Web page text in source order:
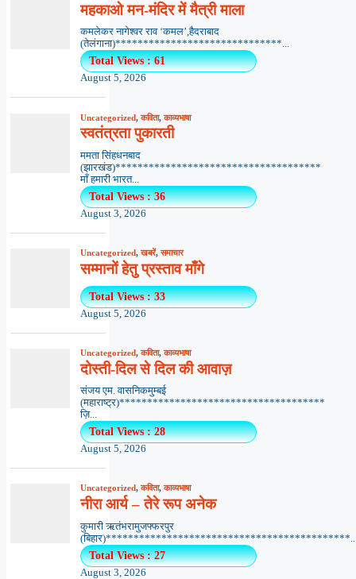
महकाओ मन-मंदिर में मैत्री माला
कमलेकर नागेश्वर राव ‘कमल’,हैदराबाद
(तेलंगाना)******************************...
Total Views : 61
August 5, 2026
Uncategorized,कविता,काव्यभाषा
स्वतंत्रता पुकारती
ममता सिंहधनबाद
(झारखंड)*************************************
माँ हमारी भारत...
Total Views : 36
August 3, 2026
Uncategorized,खबरें,समाचार
सम्मानों हेतु प्रस्ताव माँगे
Total Views : 33
August 5, 2026
Uncategorized,कविता,काव्यभाषा
दोस्ती-दिल से दिल की आवाज़
संजय एम. वासनिकमुम्बई
(महाराष्ट्र)*************************************
ज़ि...
Total Views : 28
August 5, 2026
Uncategorized,कविता,काव्यभाषा
नीरा आर्य – तेरे रूप अनेक
कुमारी ऋतंभरामुजफ्फरपुर
Total Views : 27
August 3, 2026